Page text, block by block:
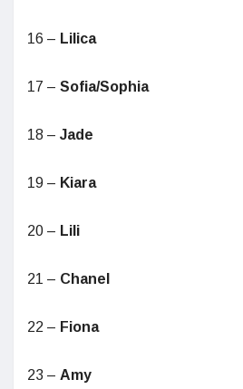
16 – Lilica
17 – Sofia/Sophia
18 – Jade
19 – Kiara
20 – Lili
21 – Chanel
22 – Fiona
23 – Amy